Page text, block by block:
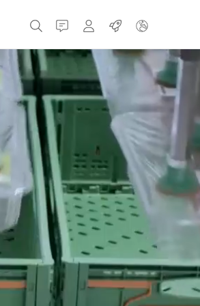
Kapcsolatfelvétel
MyBizerbaMunkahelyek
Cseh Köztársaság
Görögország
Hollandia
Oroszország
Spanyolország